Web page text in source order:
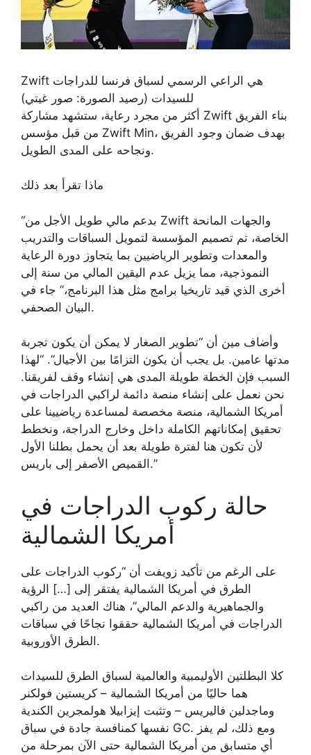
Zwift هي الراعي الرسمي لسباق فرنسا للدراجات
للسيدات (رصيد الصورة: صور غيتي)
أكثر من مجرد رعاية، ستشهد مشاركة Zwift بناء الفريق
من قبل مؤسس Zwift Min، بهدف ضمان وجود الفريق
ونجاحه على المدى الطويل.
ماذا تقرأ بعد ذلك
“بدعم مالي طويل الأجل من Zwift والجهات المانحة
الخاصة، تم تصميم المؤسسة لتمويل السباقات والتدريب
والمعدات وتطوير الرياضيين بما يتجاوز دورة الرعاية
النموذجية، مما يزيل عدم اليقين المالي من سنة إلى
أخرى الذي قيد تاريخيا برامج مثل هذا البرنامج،” جاء في
البيان الصحفي.
وأضاف مين أن “تطوير الصغار لا يمكن أن يكون تجربة
مدتها عامين. بل يجب أن يكون التزامًا بين الأجيال”. “لهذا
السبب فإن الخطة طويلة المدى هي إنشاء وقف لفريقنا.
نحن نعمل على إنشاء منصة دائمة لراكبي الدراجات في
أمريكا الشمالية، منصة مخصصة لمساعدة رياضيينا على
تحقيق إمكاناتهم الكاملة داخل وخارج الدراجة، ونخطط
لأن تكون هنا لفترة طويلة بعد أن يحمل بطلنا الأول
القميص الأصفر إلى باريس.”
حالة ركوب الدراجات في
أمريكا الشمالية
على الرغم من تأكيد زويفت أن “ركوب الدراجات على
الطرق في أمريكا الشمالية يفتقر إلى […] الرؤية
والجماهيرية والدعم المالي”، هناك العديد من راكبي
الدراجات في أمريكا الشمالية حققوا نجاحًا في سباقات
الطرق الأوروبية.
كلا البطلتين الأوليمبية والعالمية لسباق الطرق للسيدات
هما حاليًا من أمريكا الشمالية – كريستين فولكنر
وماجدلين فاليريس – وتثبت إيزابيلا هولمجرين الكندية
نفسها كمنافسة جادة في سباق GC. ومع ذلك، لم يفز
أي متسابق من أمريكا الشمالية حتى الآن بمرحلة من